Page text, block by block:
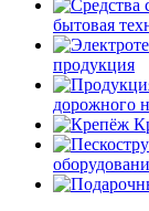
бытовая
продукция
дорожного